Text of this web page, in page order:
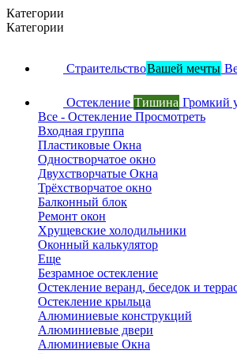
Категории
Категории
СтраительствоВашей мечты
Остекление Тишина Громкий
Все - Остекление Просмотреть
Входная группа
Пластиковые Окна
Одностворчатое окно
Двухстворчатые Окна
Трёхстворчатое окно
Балконный блок
Ремонт окон
Хрущевские холодильники
Оконный калькулятор
Еще
Безрамное остекление
Остекление веранд, беседок и
Остекление крыльца
Алюминиевые конструкций
Алюминиевые двери
Алюминиевые Окна